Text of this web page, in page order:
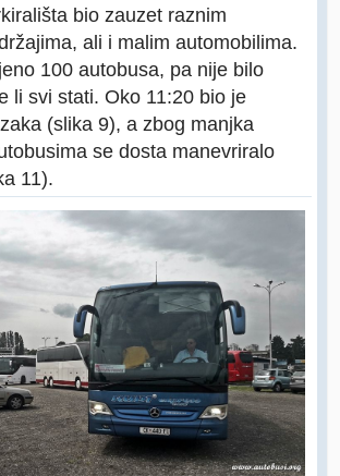
bio zauzet raznim
ali i malim automobilima.
100 autobusa, pa nije bilo
li svi stati. Oko 11:20 bio je
(slika 9), a zbog manjka
se dosta manevriralo
11).